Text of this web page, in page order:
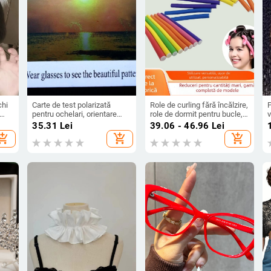
Carte de test polarizată
pentru ochelari, orientare
verticală, lansare vară 2021,
pentru magazine de ochelari
35.31 Lei
add_shopping_cart
Role de curling fără încălzire,
role de dormit pentru bucle,
bucle pufoase la rădăcini,
role pentru styling la rece
39.06 - 46.96 Lei
add_shopping_cart